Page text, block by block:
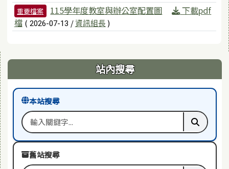
重要檔案 115學年度教室與辦公室配置圖
下載pdf
檔 ( 2026-07-13 /資訊組長 )
右邊區域內容 站內搜尋
本站搜尋
搜尋關鍵字 執行本
舊站搜尋